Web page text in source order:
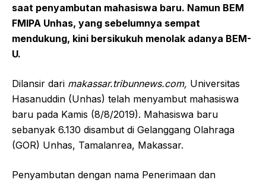
saat penyambutan mahasiswa baru. Namun BEM
FMIPA Unhas, yang sebelumnya sempat
mendukung, kini bersikukuh menolak adanya BEM-
U.
Dilansir dari makassar.tribunnews.com, Universitas
Hasanuddin (Unhas) telah menyambut mahasiswa
baru pada Kamis (8/8/2019). Mahasiswa baru
sebanyak 6.130 disambut di Gelanggang Olahraga
(GOR) Unhas, Tamalanrea, Makassar.
Penyambutan dengan nama Penerimaan dan